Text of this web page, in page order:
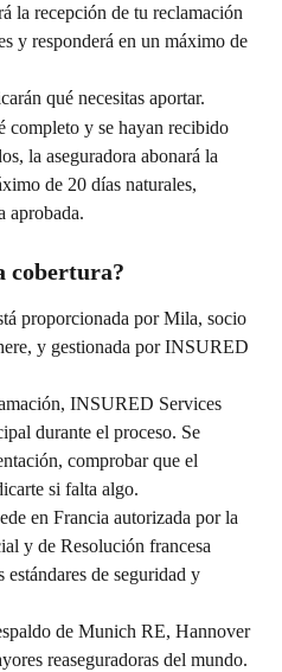
la recepción de tu reclamación
y responderá en un máximo de
qué necesitas aportar.
completo y se hayan recibido
la aseguradora abonará la
de 20 días naturales,
aprobada.
cobertura?
proporcionada por Mila, socio
y gestionada por INSURED
INSURED Services
durante el proceso. Se
comprobar que el
si falta algo.
en Francia autorizada por la
y de Resolución francesa
de seguridad y
de Munich RE, Hannover
reaseguradoras del mundo.